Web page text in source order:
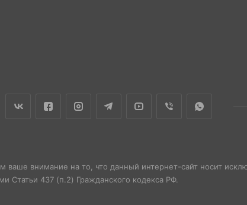
внимание на то, что данный интернет-сайт носит
Статьи 437 (п.2) Гражданского кодекса РФ.